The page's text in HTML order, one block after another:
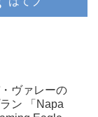
ヴァレーの
ン 「Napa